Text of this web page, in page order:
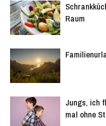
Raum
Jungs, ich
mal ohne